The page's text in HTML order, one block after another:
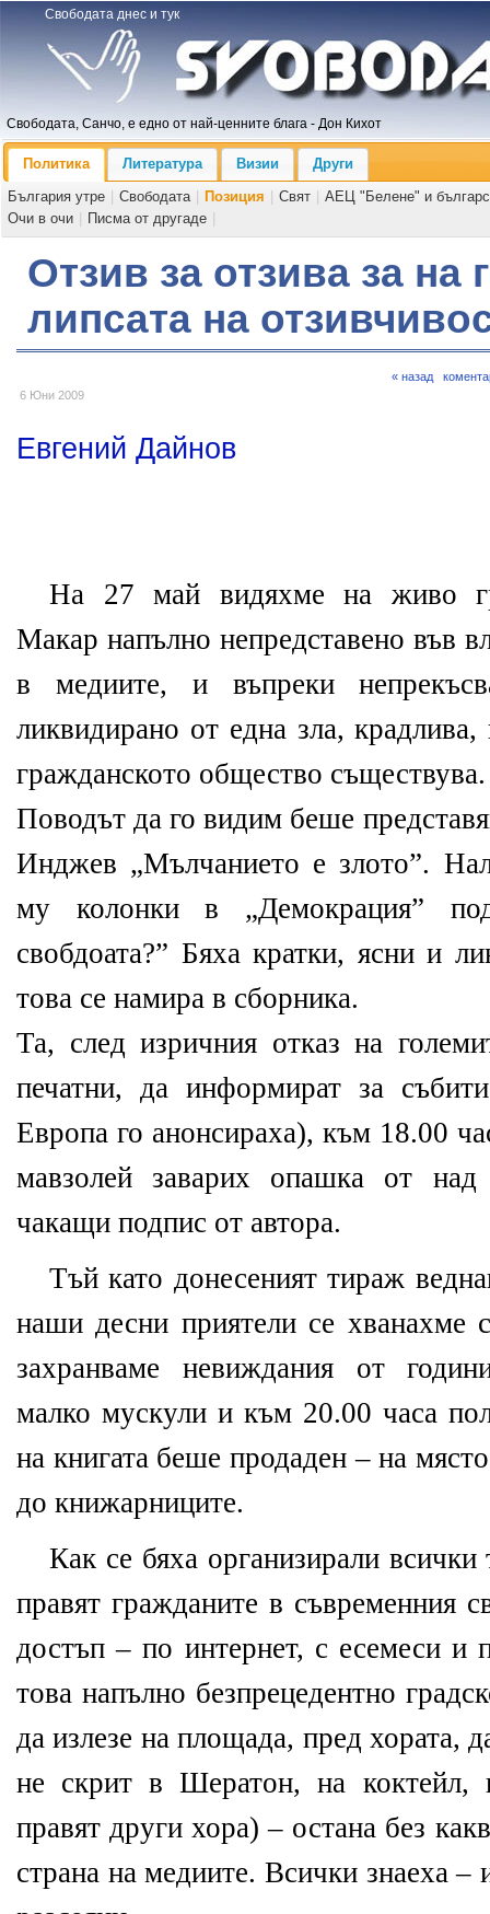
Свободата днес и тук
Свободата, Санчо, е едно от най-ценните блага - Дон Кихот
Политика Литература Визии
Други
България утре
Свободата Позиция Свят
АЕЦ "Белене" и
Очи в очи
Писма от другаде
Отзив за отзива за на
липсата на
6 Юни 2009
« назад
Евгений Дайнов
На 27 май видяхме на живо
Макар напълно непредставено във
в медиите, и въпреки
ликвидирано от една зла, крадлива,
гражданското общество съществува.
Поводът да го видим беше
Инджев „Мълчанието е злото”.
му колонки в „Демокрация”
свобдоата?” Бяха кратки, ясни и
това се намира в сборника.
Та, след изричния отказ на
печатни, да информират за
Европа го анонсираха), към 18.00
мавзолей заварих опашка от над
чакащи подпис от автора.
Тъй като донесеният тираж
наши десни приятели се хванахме
захранваме невиждания от
малко мускули и към 20.00 часа
на книгата беше продаден – на
до книжарниците.
Как се бяха организирали
правят гражданите в съвременния
достъп – по интернет, с есемеси и
това напълно безпрецедентно
да излезе на площада, пред хората,
не скрит в Шератон, на коктейл,
правят други хора) – остана без
страна на медиите. Всички знаеха –